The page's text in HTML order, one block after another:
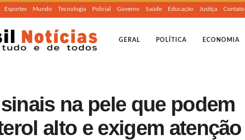
Esportes Mundo Tecnologia Policial Governo Saúde Educação Justiça Contato
GERAL POLÍTICA ECONOMIA
na pele que podem
alto e exigem atenção